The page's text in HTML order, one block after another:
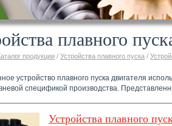
плавного
продукции / Устройства плавного пуска /
устройство плавного пуска двигателя
спецификой производства.
Устройства плавного